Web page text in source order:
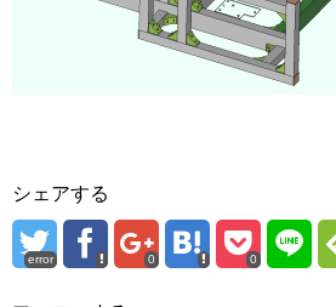
シェアする
error 0 0